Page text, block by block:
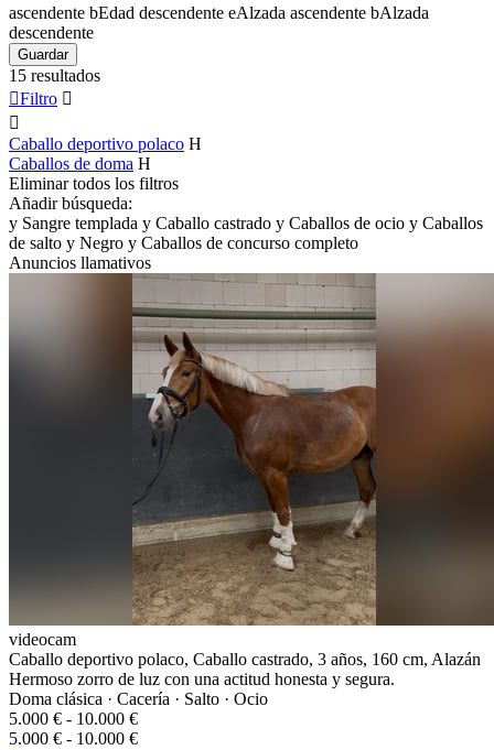
ascendente bEdad descendente eAlzada ascendente bAlzada
descendente
Guardar
15 resultados
Filtro 

Caballo deportivo polaco H
Caballos de doma H
Eliminar todos los filtros
Añadir búsqueda:
y Sangre templada y Caballo castrado y Caballos de ocio y Caballos
de salto y Negro y Caballos de concurso completo
Anuncios llamativos
videocam
Caballo deportivo polaco, Caballo castrado, 3 años, 160 cm, Alazán
Hermoso zorro de luz con una actitud honesta y segura.
Doma clásica · Cacería · Salto · Ocio
5.000 € - 10.000 €
5.000 € - 10.000 €